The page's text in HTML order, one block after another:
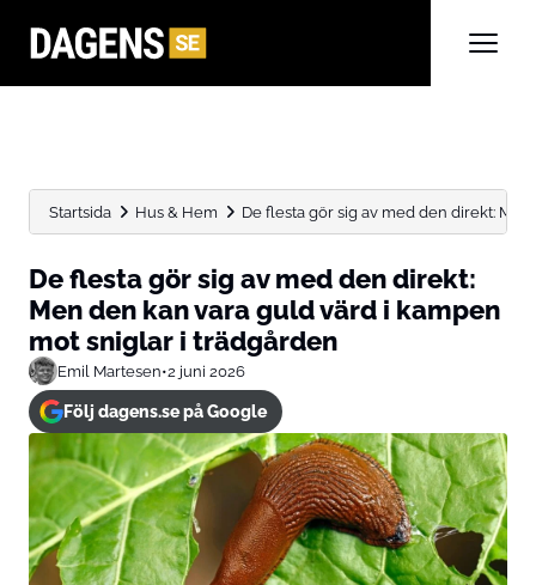
Startsida Hus & Hem De flesta gör sig av med den direkt: Men
De flesta gör sig av med den direkt:
Men den kan vara guld värd i kampen
mot sniglar i trädgården
Emil Martesen•2 juni 2026
Följ dagens.se på Google